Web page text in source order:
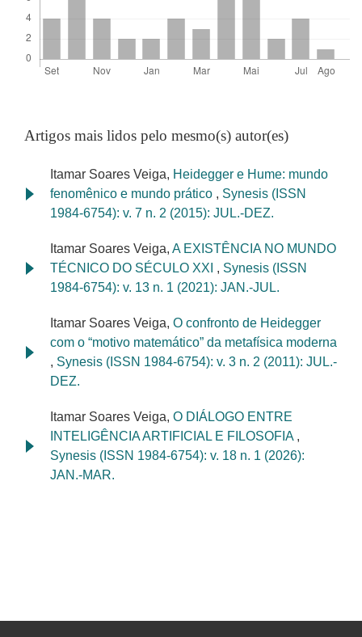
Artigos mais lidos pelo mesmo(s) autor(es)
Itamar Soares Veiga, Heidegger e Hume: mundo
fenomênico e mundo prático , Synesis (ISSN
1984-6754): v. 7 n. 2 (2015): JUL.-DEZ.
Itamar Soares Veiga, A EXISTÊNCIA NO MUNDO
TÉCNICO DO SÉCULO XXI , Synesis (ISSN
1984-6754): v. 13 n. 1 (2021): JAN.-JUL.
Itamar Soares Veiga, O confronto de Heidegger
com o “motivo matemático” da metafísica moderna
, Synesis (ISSN 1984-6754): v. 3 n. 2 (2011): JUL.-
DEZ.
Itamar Soares Veiga, O DIÁLOGO ENTRE
INTELIGÊNCIA ARTIFICIAL E FILOSOFIA ,
Synesis (ISSN 1984-6754): v. 18 n. 1 (2026):
JAN.-MAR.